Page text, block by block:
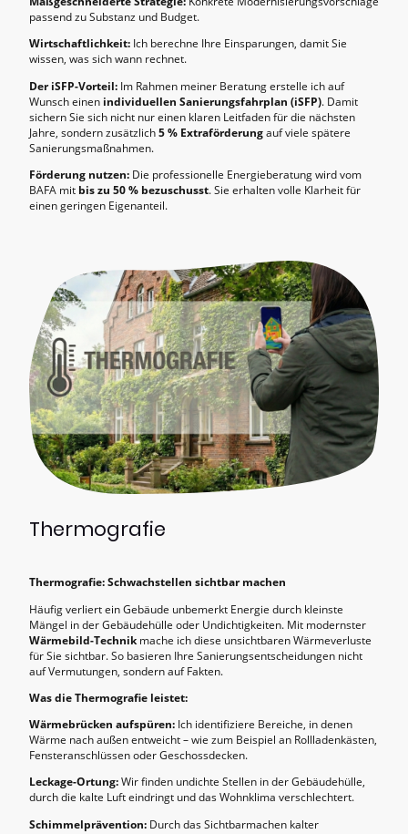
passend zu Substanz und Budget.
Wirtschaftlichkeit: Ich berechne Ihre Einsparungen, damit Sie
wissen, was sich wann rechnet.
Der iSFP-Vorteil: Im Rahmen meiner Beratung erstelle ich auf
Wunsch einen individuellen Sanierungsfahrplan (iSFP). Damit
sichern Sie sich nicht nur einen klaren Leitfaden für die nächsten
Jahre, sondern zusätzlich5 % Extraförderungauf viele spätere
Sanierungsmaßnahmen.
Förderung nutzen: Die professionelle Energieberatung wird vom
BAFA mit bis zu 50 % bezuschusst. Sie erhalten volle Klarheit für
einen geringen Eigenanteil.
Thermografie
Thermografie: Schwachstellen sichtbar machen
Häufig verliert ein Gebäude unbemerkt Energie durch kleinste
Mängel in der Gebäudehülle oder Undichtigkeiten. Mit modernster
Wärmebild-Technikmache ich diese unsichtbaren Wärmeverluste
für Sie sichtbar. So basieren Ihre Sanierungsentscheidungen nicht
auf Vermutungen, sondern auf Fakten.
Was die Thermografie leistet:
Wärmebrücken aufspüren: Ich identifiziere Bereiche, in denen
Wärme nach außen entweicht – wie zum Beispiel an Rollladenkästen,
Fensteranschlüssen oder Geschossdecken.
Leckage-Ortung:Wir finden undichte Stellen in der Gebäudehülle,
durch die kalte Luft eindringt und das Wohnklima verschlechtert.
Schimmelprävention: Durch das Sichtbarmachen kalter